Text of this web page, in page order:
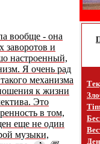
вообще - она
заворотов и
настроенный,
Я очень рад
механизма
к жизни
Это
в том,
еще не один
музыки,